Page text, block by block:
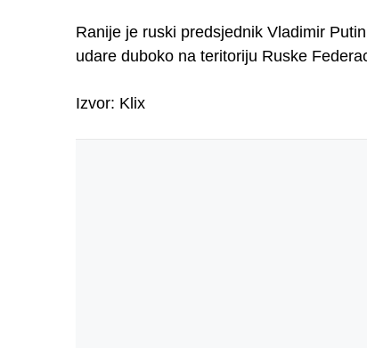
Ranije je ruski predsjednik Vladimir
udare duboko na teritoriju Ruske
Izvor: Klix